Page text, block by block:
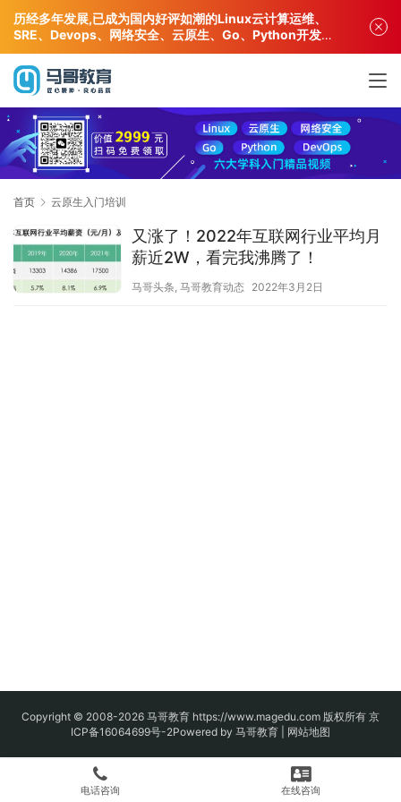
首页 云原生入门培训
又涨了！2022年互联网行业平均月
薪近2W，看完我沸腾了！
马哥头条, 马哥教育动态 2022年3月2日
Copyright © 2008-2026 马哥教育 https://www.magedu.com 版权所有 京
ICP备16064699号-2Powered by 马哥教育 | 网站地图
电话咨询 在线咨询
历经多年发展,已成为国内好评如潮的Linux云计算运维、
SRE、Devops、网络安全、云原生、Go、Python开发专
业人才培训机构!